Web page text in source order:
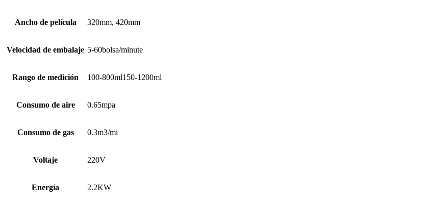
Ancho de película 320mm, 420mm
Velocidad de embalaje 5-60bolsa/minute
Rango de medición 100-800ml150-1200ml
Consumo de aire 0.65mpa
Consumo de gas 0.3m3/mi
Voltaje 220V
Energía 2.2KW